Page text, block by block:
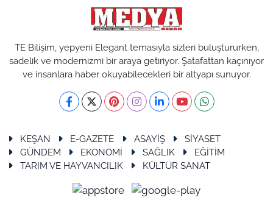
TE Bilişim, yepyeni Elegant temasıyla sizleri buluştururken,
sadelik ve modernizmi bir araya getiriyor. Şatafattan kaçınıyor
ve insanlara haber okuyabilecekleri bir altyapı sunuyor.
KEŞAN E-GAZETE ASAYİŞ
SİYASET
GÜNDEM
EKONOMİ SAĞLIK
EĞİTİM
TARIM VE HAYVANCILIK
KÜLTÜR SANAT